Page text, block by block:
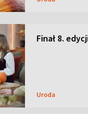
Finał 8.
Uroda